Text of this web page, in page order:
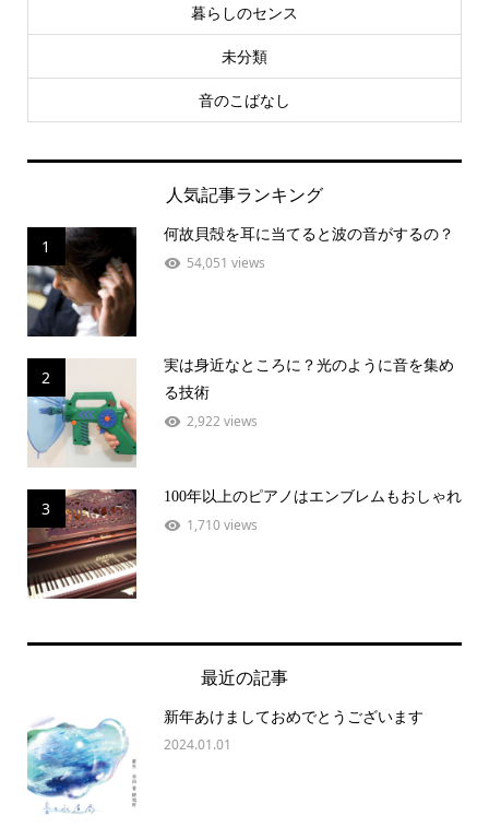
暮らしのセンス
未分類
音のこばなし
人気記事ランキング
1
何故貝殻を耳に当てると波の音がするの？
54,051 views
2
実は身近なところに？光のように音を集め
る技術
2,922 views
3
100年以上のピアノはエンブレムもおしゃれ
1,710 views
最近の記事
新年あけましておめでとうございます
2024.01.01